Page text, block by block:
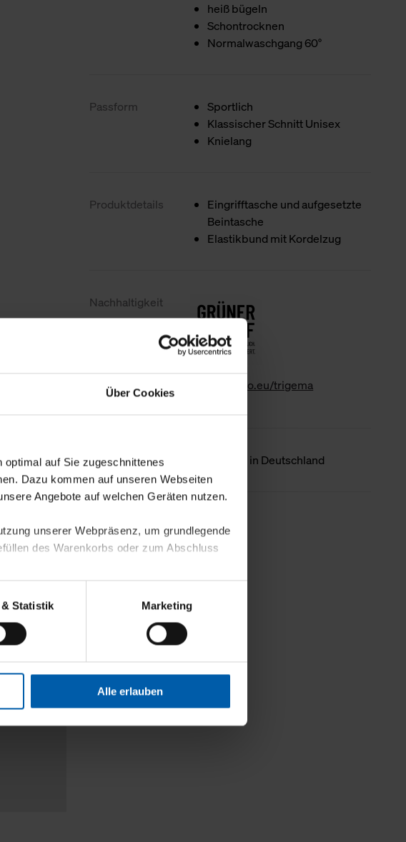
Über Cookies
optimal auf Sie zugeschnittenes
Dazu kommen auf unseren Webseiten
Angebote auf welchen Geräten nutzen.
unserer Webpräsenz, um grundlegende
des Warenkorbs oder zum Abschluss
Nutzerverhaltens und Ihres Profils
unserer Webpräsenz speichern wir
an Dritte wie etwa unsere
Ihr personalisiertes Einkaufserlebnis
Cookies selbst festlegen, die Sie erlauben
Statistik Marketing
Alle erlauben
heiß bügeln
Schontrocknen
Normalwaschgang 60°
Passform
Sportlich
Klassischer Schnitt Unisex
Knielang
Produktdetails
Eingrifftasche und aufgesetzte
Beintasche
Elastikbund mit Kordelzug
Nachhaltigkeit
www.gk-info.eu/trigema
Ursprungsland Hergestellt in Deutschland
Weniger Details